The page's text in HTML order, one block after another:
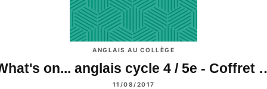
ANGLAIS AU COLLÈGE
on... anglais cycle 4 / 5e - Coffret
11/08/2017